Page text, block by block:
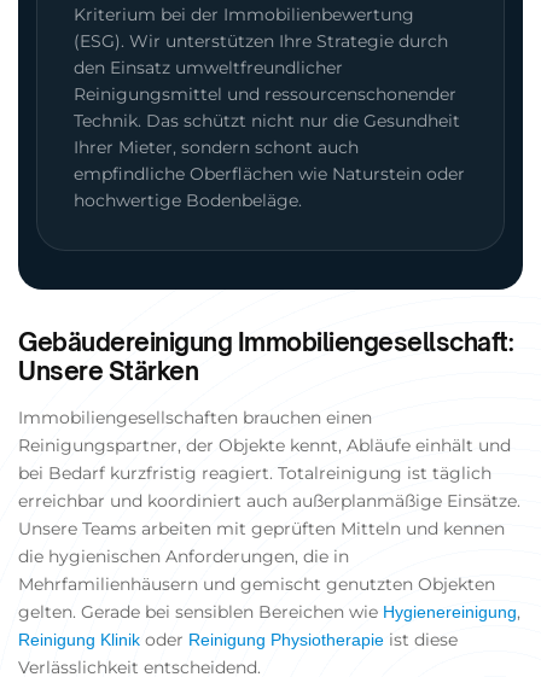
Kriterium bei der Immobilienbewertung
(ESG). Wir unterstützen Ihre Strategie durch
den Einsatz umweltfreundlicher
Reinigungsmittel und ressourcenschonender
Technik. Das schützt nicht nur die Gesundheit
Ihrer Mieter, sondern schont auch
empfindliche Oberflächen wie Naturstein oder
hochwertige Bodenbeläge.
Gebäudereinigung Immobiliengesellschaft:
Unsere Stärken
Immobiliengesellschaften brauchen einen
Reinigungspartner, der Objekte kennt, Abläufe einhält und
bei Bedarf kurzfristig reagiert. Totalreinigung ist täglich
erreichbar und koordiniert auch außerplanmäßige Einsätze.
Unsere Teams arbeiten mit geprüften Mitteln und kennen
die hygienischen Anforderungen, die in
Mehrfamilienhäusern und gemischt genutzten Objekten
gelten. Gerade bei sensiblen Bereichen wie Hygienereinigung,
Reinigung Klinik oder Reinigung Physiotherapie ist diese
Verlässlichkeit entscheidend.